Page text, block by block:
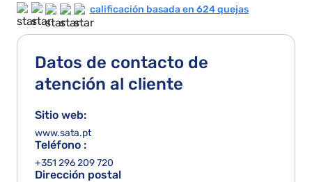
calificación basada en 624 quejas
Datos de contacto de
atención al cliente
Sitio web:
www.sata.pt
Teléfono :
+351 296 209 720
Dirección postal